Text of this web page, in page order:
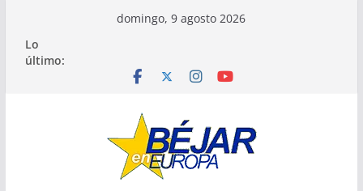
contenido
domingo, 9 agosto 2026
Lo
último: